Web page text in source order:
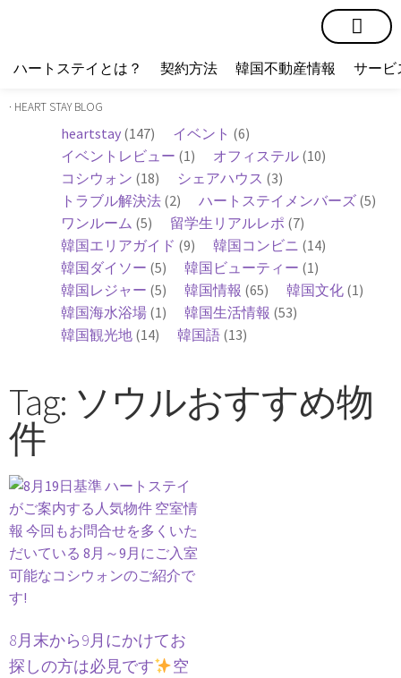
ハートステイとは？ 契約方法 韓国不動産情報 サービ
· HEART STAY BLOG
heartstay (147) イベント (6)
イベントレビュー (1) オフィステル (10)
コシウォン (18) シェアハウス (3)
トラブル解決法 (2) ハートステイメンバーズ (5)
ワンルーム (5) 留学生リアルレポ (7)
韓国エリアガイド (9) 韓国コンビニ (14)
韓国ダイソー (5) 韓国ビューティー (1)
韓国レジャー (5) 韓国情報 (65) 韓国文化 (1)
韓国海水浴場 (1) 韓国生活情報 (53)
韓国観光地 (14) 韓国語 (13)
Tag: ソウルおすすめ物
件
8月末から9月にかけてお
探しの方は必見です
空